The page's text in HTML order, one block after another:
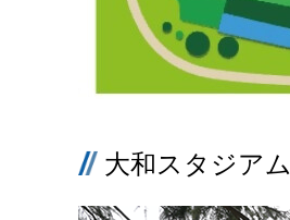
大和スタジアム